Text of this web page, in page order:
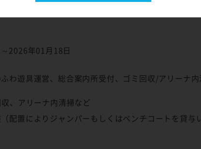
2026年01月18日
わ遊具運営、総合案内所受付、ゴミ回収/アリーナ
、アリーナ内清掃など
（配置によりジャンパーもしくはベンチコートを貸与